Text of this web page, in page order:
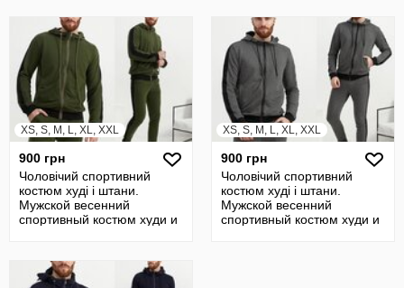
XS, S, M, L, XL, XXL
900 грн
Чоловічий спортивний
костюм худі і штани.
Мужской весенний
спортивный костюм худи и
XS, S, M, L, XL, XXL
900 грн
Чоловічий спортивний
костюм худі і штани.
Мужской весенний
спортивный костюм худи и